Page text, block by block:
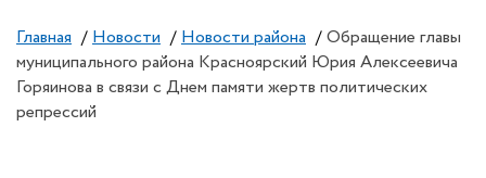
Главная / Новости / Новости района / Обращение главы
муниципального района Красноярский Юрия Алексеевича
Горяинова в связи с Днем памяти жертв политических
репрессий